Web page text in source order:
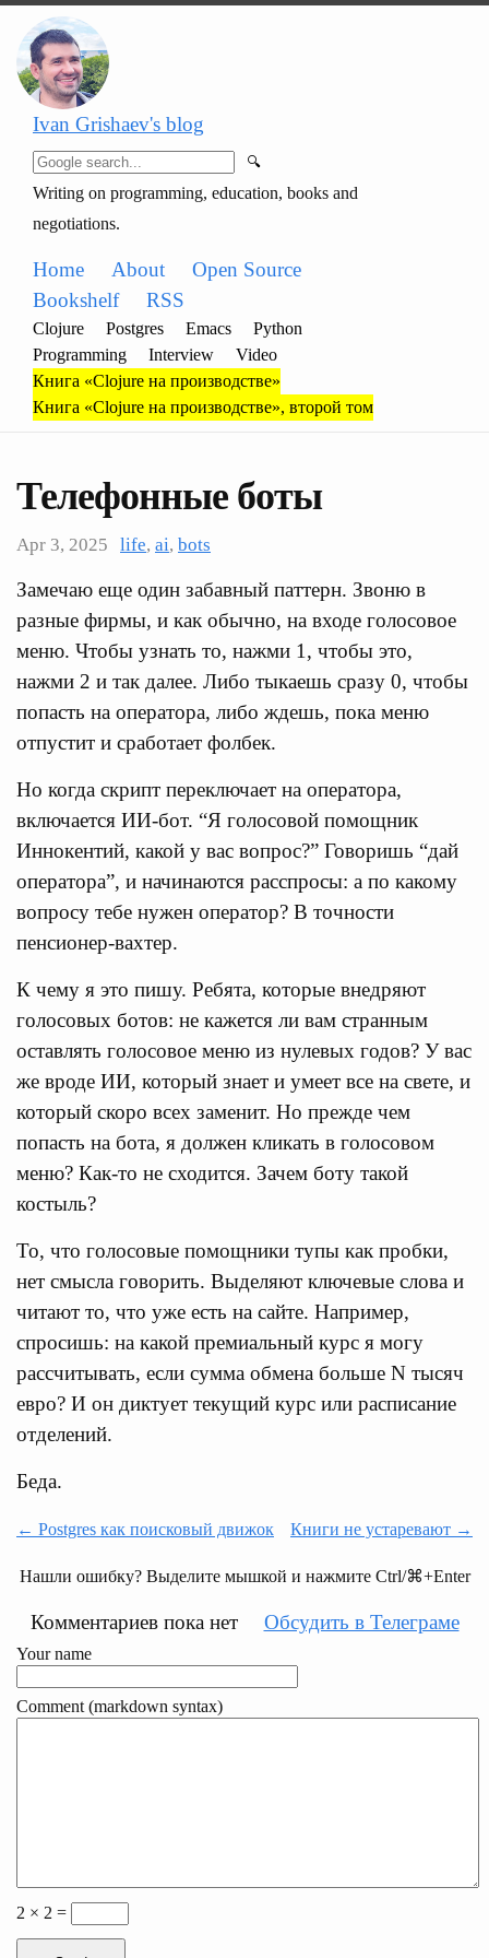
Ivan Grishaev's blog
🔍
Writing on programming, education, books and
negotiations.
Home About
Open Source
Bookshelf
RSS
Clojure Postgres Emacs
Python
Programming
Interview
Video
Книга «Clojure на производстве»
Книга «Clojure на производстве», второй том
Телефонные боты
Apr 3, 2025 life, ai, bots
Замечаю еще один забавный паттерн. Звоню в
разные фирмы, и как обычно, на входе голосовое
меню. Чтобы узнать то, нажми 1, чтобы это,
нажми 2 и так далее. Либо тыкаешь сразу 0, чтобы
попасть на оператора, либо ждешь, пока меню
отпустит и сработает фолбек.
Но когда скрипт переключает на оператора,
включается ИИ-бот. “Я голосовой помощник
Иннокентий, какой у вас вопрос?” Говоришь “дай
оператора”, и начинаются расспросы: а по какому
вопросу тебе нужен оператор? В точности
пенсионер-вахтер.
К чему я это пишу. Ребята, которые внедряют
голосовых ботов: не кажется ли вам странным
оставлять голосовое меню из нулевых годов? У вас
же вроде ИИ, который знает и умеет все на свете, и
который скоро всех заменит. Но прежде чем
попасть на бота, я должен кликать в голосовом
меню? Как-то не сходится. Зачем боту такой
костыль?
То, что голосовые помощники тупы как пробки,
нет смысла говорить. Выделяют ключевые слова и
читают то, что уже есть на сайте. Например,
спросишь: на какой премиальный курс я могу
рассчитывать, если сумма обмена больше N тысяч
евро? И он диктует текущий курс или расписание
отделений.
Беда.
← Postgres как поисковый движок Книги не устаревают →
Нашли ошибку? Выделите мышкой и нажмите Ctrl/⌘+Enter
Комментариев пока нет Обсудить в Телеграме
Your name
Comment (markdown syntax)
2 × 2 =